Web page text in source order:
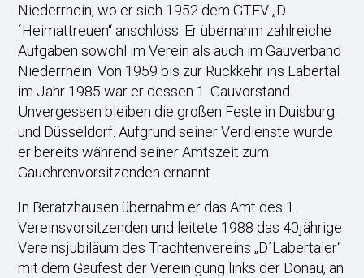
Niederrhein, wo er sich 1952 dem GTEV „D
´Heimattreuen“ anschloss. Er übernahm zahlreiche
Aufgaben sowohl im Verein als auch im Gauverband
Niederrhein. Von 1959 bis zur Rückkehr ins Labertal
im Jahr 1985 war er dessen 1. Gauvorstand.
Unvergessen bleiben die großen Feste in Duisburg
und Düsseldorf. Aufgrund seiner Verdienste wurde
er bereits während seiner Amtszeit zum
Gauehrenvorsitzenden ernannt.
In Beratzhausen übernahm er das Amt des 1.
Vereinsvorsitzenden und leitete 1988 das 40jährige
Vereinsjubiläum des Trachtenvereins „D´Labertaler“
mit dem Gaufest der Vereinigung links der Donau, an